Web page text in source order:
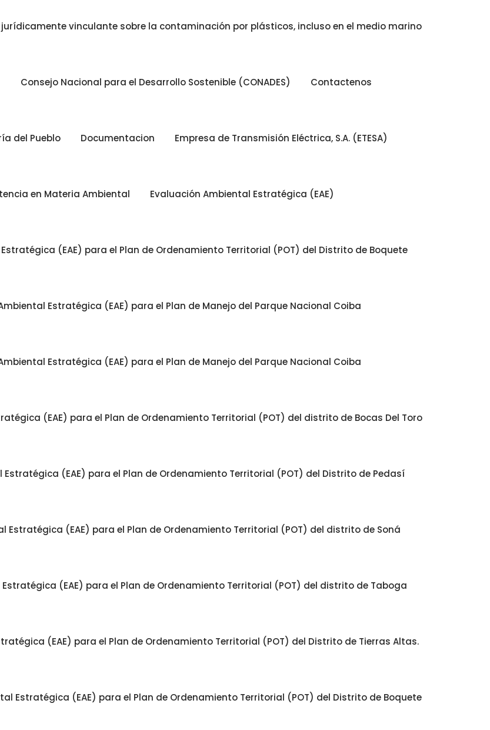
vinculante sobre la contaminación por plásticos, incluso en el medio marino
Consejo Nacional para el Desarrollo Sostenible (CONADES) Contactenos
del Pueblo Documentacion Empresa de Transmisión Eléctrica, S.A. (ETESA)
en Materia Ambiental Evaluación Ambiental Estratégica (EAE)
(EAE) para el Plan de Ordenamiento Territorial (POT) del Distrito de Boquete
Estratégica (EAE) para el Plan de Manejo del Parque Nacional Coiba
Estratégica (EAE) para el Plan de Manejo del Parque Nacional Coiba
(EAE) para el Plan de Ordenamiento Territorial (POT) del distrito de Bocas Del Toro
(EAE) para el Plan de Ordenamiento Territorial (POT) del Distrito de Pedasí
Estratégica (EAE) para el Plan de Ordenamiento Territorial (POT) del distrito de Soná
(EAE) para el Plan de Ordenamiento Territorial (POT) del distrito de Taboga
(EAE) para el Plan de Ordenamiento Territorial (POT) del Distrito de Tierras Altas.
Estratégica (EAE) para el Plan de Ordenamiento Territorial (POT) del Distrito de Boquete